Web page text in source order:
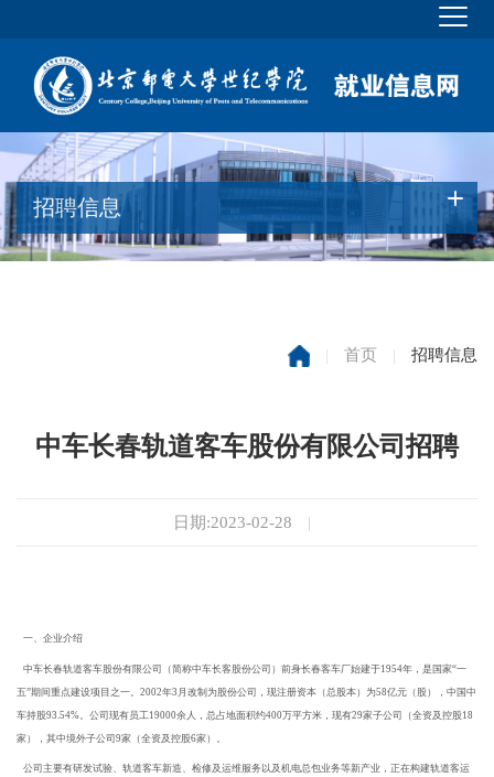
招聘信息
| 首页 | 招聘信息
中车长春轨道客车股份有限公司招聘
日期:2023-02-28 |
一、企业介绍
中车长春轨道客车股份有限公司（简称中车长客股份公司）前身长春客车厂始建于1954年，是国家“一
五”期间重点建设项目之一。2002年3月改制为股份公司，现注册资本（总股本）为58亿元（股），中国中
车持股93.54%。公司现有员工19000余人，总占地面积约400万平方米，现有29家子公司（全资及控股18
家），其中境外子公司9家（全资及控股6家）。
公司主要有研发试验、轨道客车新造、检修及运维服务以及机电总包业务等新产业 ，正在构建轨道客运